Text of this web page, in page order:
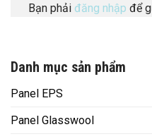
Bạn phải đăng nhập để
Danh mục sản phẩm
Panel EPS
Panel Glasswool